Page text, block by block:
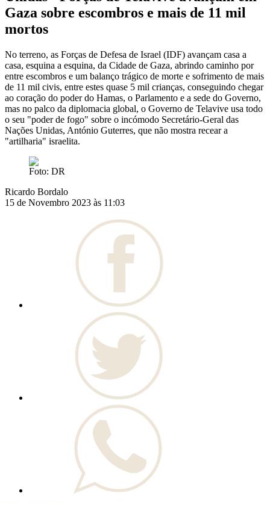
Gaza sobre escombros e mais de 11 mil
mortos
No terreno, as Forças de Defesa de Israel (IDF) avançam casa a
casa, esquina a esquina, da Cidade de Gaza, abrindo caminho por
entre escombros e um balanço trágico de morte e sofrimento de mais
de 11 mil civis, entre estes quase 5 mil crianças, conseguindo chegar
ao coração do poder do Hamas, o Parlamento e a sede do Governo,
mas no palco da diplomacia global, o Governo de Telavive usa todo
o seu "poder de fogo" sobre o incómodo Secretário-Geral das
Nações Unidas, António Guterres, que não mostra recear a
"artilharia" israelita.
Foto: DR
Ricardo Bordalo
15 de Novembro 2023 às 11:03